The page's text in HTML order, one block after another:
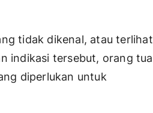
tidak dikenal, atau terlihat
indikasi tersebut, orang tua
diperlukan untuk